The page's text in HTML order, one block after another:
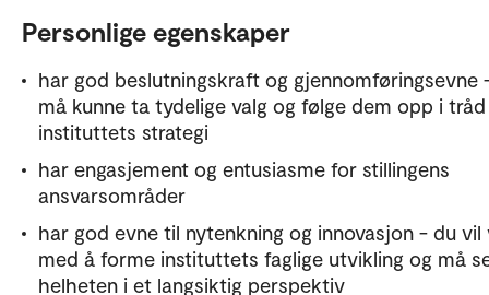
Personlige egenskaper
har god beslutningskraft og gjennomføringsevne
må kunne ta tydelige valg og følge dem opp i
instituttets strategi
har engasjement og entusiasme for stillingens
ansvarsområder
har god evne til nytenkning og innovasjon - du
med å forme instituttets faglige utvikling og må
helheten i et langsiktig perspektiv